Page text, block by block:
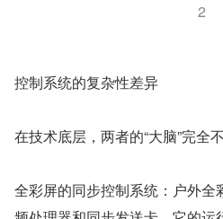
2
控制系统的复杂性差异
在技术底层，两者的“大脑”完全不
全彩屏的同步控制系统：户外